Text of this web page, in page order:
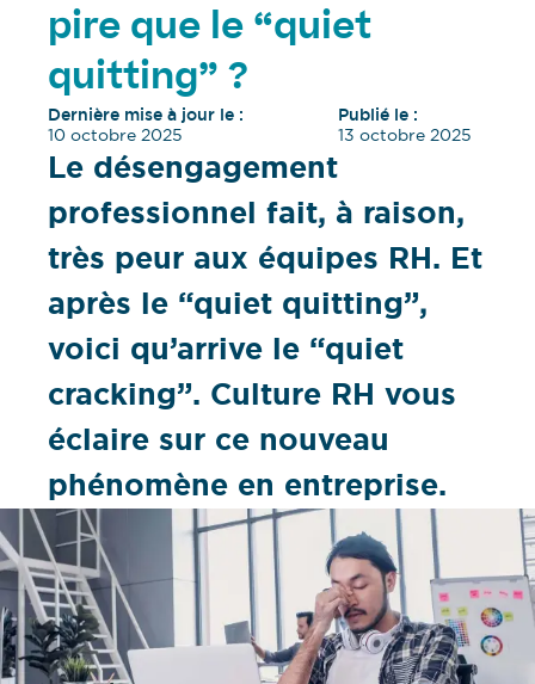
pire que le “quiet
quitting” ?
Dernière mise à jour le :
10 octobre 2025
Publié le :
13 octobre 2025
Le désengagement
professionnel fait, à raison,
très peur aux équipes RH. Et
après le “quiet quitting”,
voici qu’arrive le “quiet
cracking”. Culture RH vous
éclaire sur ce nouveau
phénomène en entreprise.